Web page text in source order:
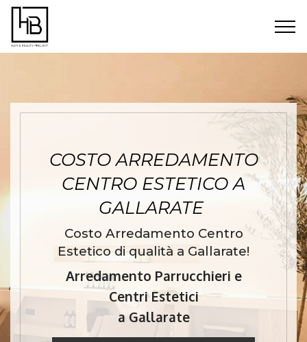
COSTO ARREDAMENTO
CENTRO ESTETICO A
GALLARATE
Costo Arredamento Centro
Estetico di qualità a Gallarate!
Arredamento Parrucchieri e
Centri Estetici
a Gallarate